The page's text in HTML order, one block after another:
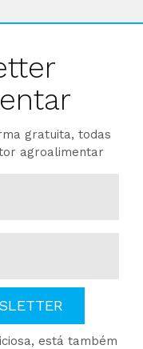
gratuita, todas
agroalimentar
está também